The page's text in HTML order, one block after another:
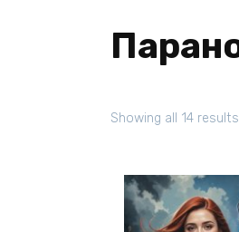
Showing all 14 results